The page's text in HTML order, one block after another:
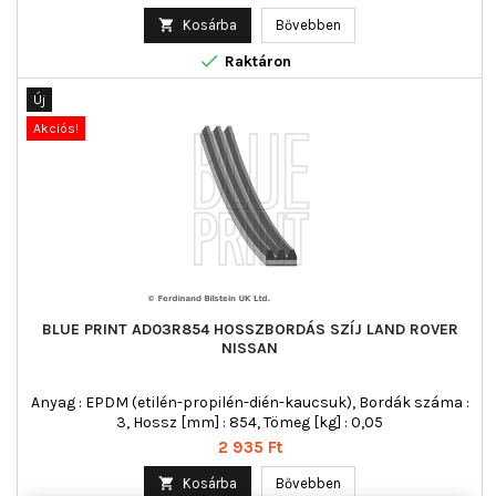
 Kosárba Bővebben
 Raktáron
Új
Akciós!
BLUE PRINT AD03R854 HOSSZBORDÁS SZÍJ LAND ROVER
NISSAN
Anyag : EPDM (etilén-propilén-dién-kaucsuk), Bordák száma :
3, Hossz [mm] : 854, Tömeg [kg] : 0,05
Ár
2 935 Ft
 Kosárba Bővebben